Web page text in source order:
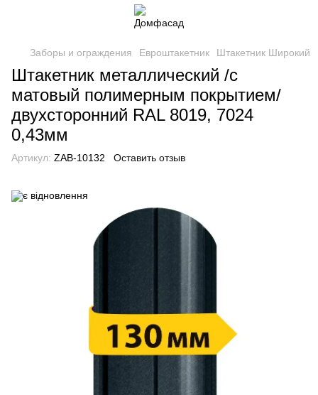
Заборы и ограждения Евроштакетник Штакетник Широкий
Штакетник металлический /с
матовый полимерным покрытием/
двухсторонний RAL 8019, 7024
0,43мм
Артикул: ZAB-10132 Оставить отзыв